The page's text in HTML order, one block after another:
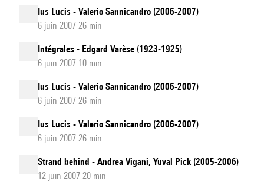
Ius Lucis - Valerio Sannicandro (2006-2007)
6 juin 2007 26 min
Intégrales - Edgard Varèse (1923-1925)
6 juin 2007 10 min
Ius Lucis - Valerio Sannicandro (2006-2007)
6 juin 2007 26 min
Ius Lucis - Valerio Sannicandro (2006-2007)
6 juin 2007 26 min
Strand behind - Andrea Vigani, Yuval Pick (2005-2006)
12 juin 2007 20 min